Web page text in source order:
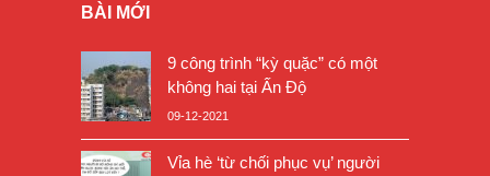
BÀI MỚI
9 công trình “kỳ quặc” có một
không hai tại Ấn Độ
09-12-2021
Vỉa hè ‘từ chối phục vụ’ người